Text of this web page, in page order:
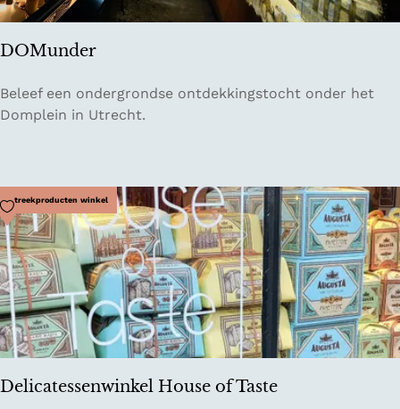
l
v
n
DOMunder
D
O
d
e
r
Beleef een ondergrondse ontdekkingstocht onder het
Domplein in Utrecht.
Delicatessenwinkel House of Taste
Streekproducten winkel
Voeg toe als favoriet